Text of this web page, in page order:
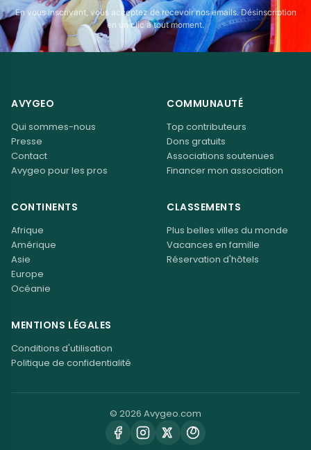
En vous inscrivant, vous acceptez de recevoir nos emails. Désinscription
en un clic à tout moment.
AVYGEO
Qui sommes-nous
Presse
Contact
Avygeo pour les pros
COMMUNAUTÉ
Top contributeurs
Dons gratuits
Associations soutenues
Financer mon association
CONTINENTS
Afrique
Amérique
Asie
Europe
Océanie
CLASSEMENTS
Plus belles villes du monde
Vacances en famille
Réservation d'hôtels
MENTIONS LÉGALES
Conditions d'utilisation
Politique de confidentialité
© 2026 Avygeo.com